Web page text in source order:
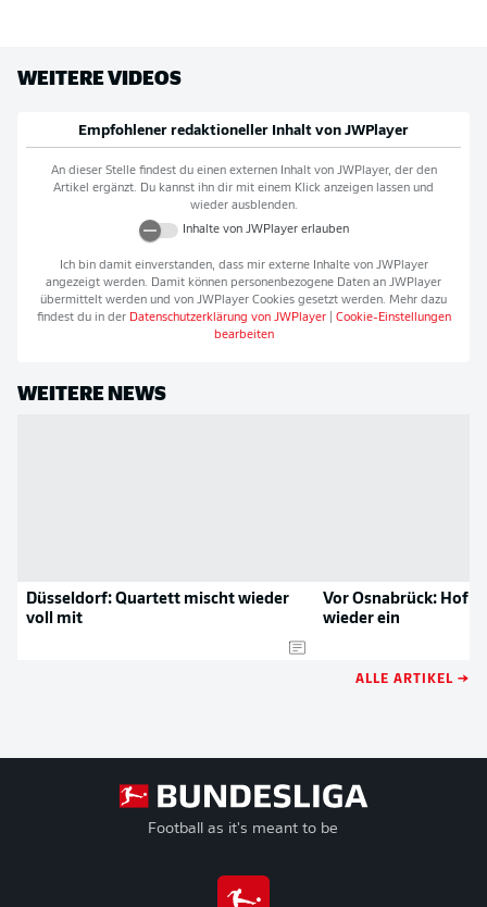
WEITERE VIDEOS
Empfohlener redaktioneller Inhalt von JWPlayer
An dieser Stelle findest du einen externen Inhalt von JWPlayer, der den
Artikel ergänzt. Du kannst ihn dir mit einem Klick anzeigen lassen und
wieder ausblenden.
Inhalte von JWPlayererlauben
Ich bin damit einverstanden, dass mir externe Inhalte von JWPlayer
angezeigt werden. Damit können personenbezogene Daten an JWPlayer
übermittelt werden und von JWPlayer Cookies gesetzt werden. Mehr dazu
findest du in der Datenschutzerklärung von JWPlayer| Cookie-Einstellungen
bearbeiten
WEITERE NEWS
Düsseldorf: Quartett mischt wieder
voll mit
Vor Osnabrück:
wieder ein
ALLE ARTIKEL →
Football as it's meant to be